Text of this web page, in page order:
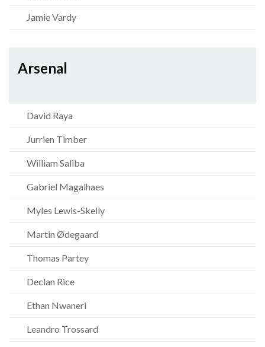
Jamie Vardy
Arsenal
David Raya
Jurrien Timber
William Saliba
Gabriel Magalhaes
Myles Lewis-Skelly
Martin Ødegaard
Thomas Partey
Declan Rice
Ethan Nwaneri
Leandro Trossard